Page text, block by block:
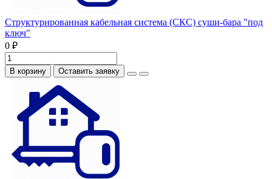
Структурированная кабельная система (СКС) суши-бара "под
ключ"
0 ₽
В корзину Оставить заявку